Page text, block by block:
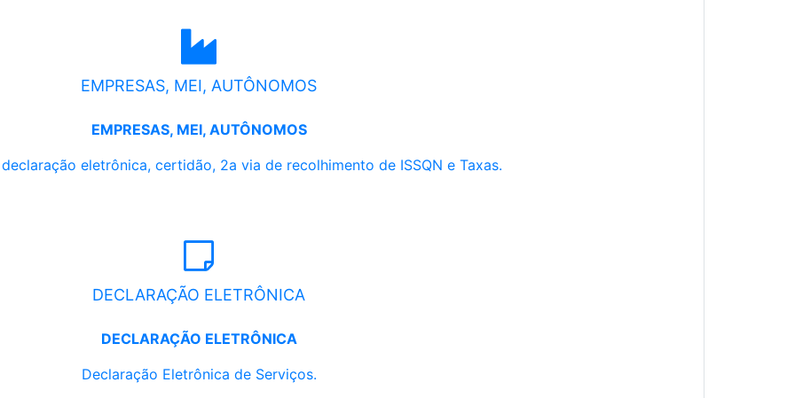
EMPRESAS, MEI, AUTÔNOMOS
EMPRESAS, MEI, AUTÔNOMOS
eletrônica, certidão, 2a via de recolhimento de ISSQN e Taxas.
DECLARAÇÃO ELETRÔNICA
DECLARAÇÃO ELETRÔNICA
Declaração Eletrônica de Serviços.